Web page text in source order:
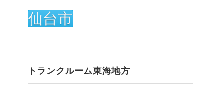
仙台市
トランクルーム東海地方